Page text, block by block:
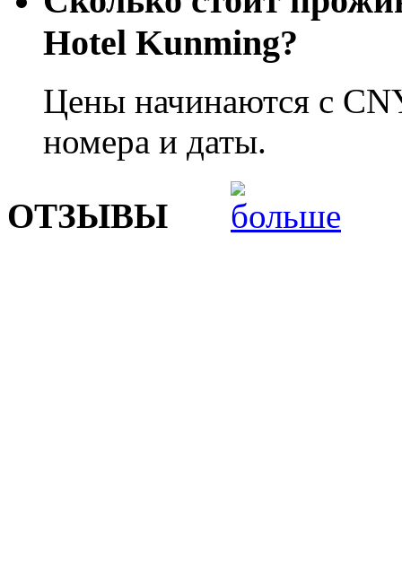
Hotel Kunming?
Цены начинаются с
номера и даты.
ОТЗЫВЫ